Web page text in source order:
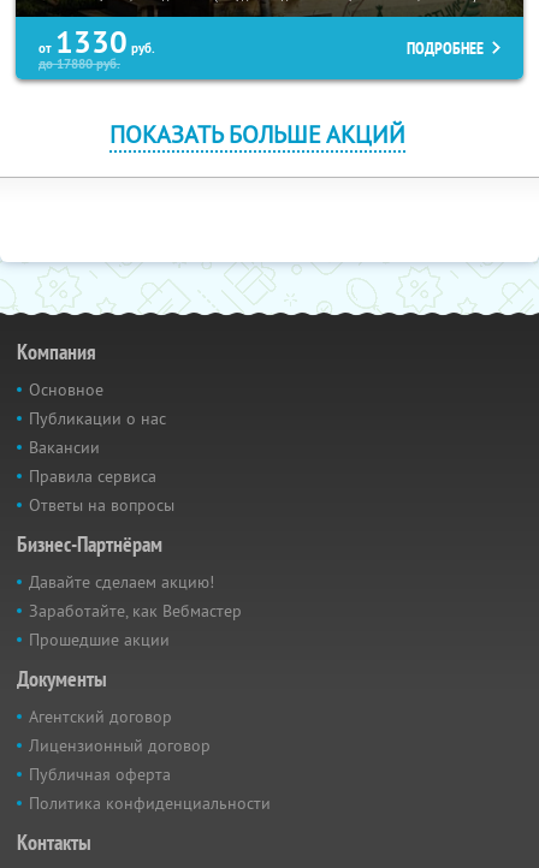
от 1330 руб.
до17880руб.
ПОДРОБНЕЕ
ПОКАЗАТЬ БОЛЬШЕ АКЦИЙ
Компания
Основное
Публикации о нас
Вакансии
Правила сервиса
Ответы на вопросы
Бизнес-Партнёрам
Давайте сделаем акцию!
Заработайте, как Вебмастер
Прошедшие акции
Документы
Агентский договор
Лицензионный договор
Публичная оферта
Политика конфиденциальности
Контакты